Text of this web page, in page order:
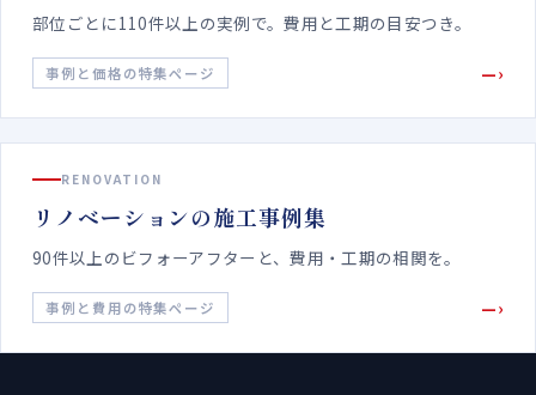
部位ごとに110件以上の実例で。費用と工期の目安つき。
事例と価格の特集ページ —›
RENOVATION
リノベーションの施工事例集
90件以上のビフォーアフターと、費用・工期の相関を。
事例と費用の特集ページ —›